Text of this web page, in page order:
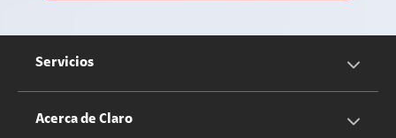
Servicios
Servicios Móviles
Acerca de Claro